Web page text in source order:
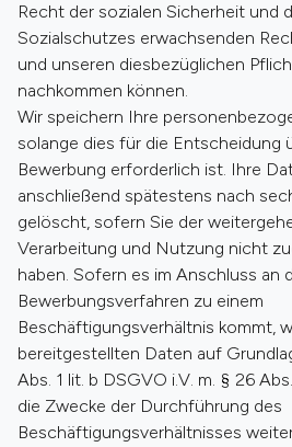
Recht der sozialen Sicherheit und
Sozialschutzes erwachsenden
und unseren diesbezüglichen
nachkommen können.
Wir speichern Ihre
solange dies für die Entscheidung
Bewerbung erforderlich ist. Ihre
anschließend spätestens nach
gelöscht, sofern Sie der
Verarbeitung und Nutzung nicht
haben. Sofern es im Anschluss an
Bewerbungsverfahren zu einem
Beschäftigungsverhältnis kommt,
bereitgestellten Daten auf
Abs. 1 lit. b DSGVO i.V. m. § 26
die Zwecke der Durchführung des
Beschäftigungsverhältnisses